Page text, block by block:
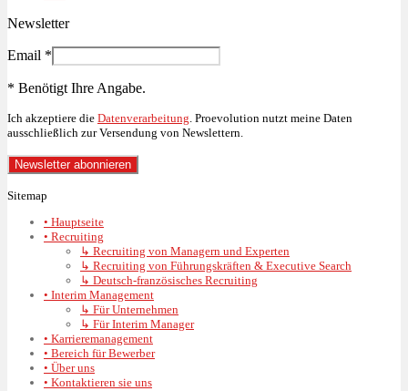
Newsletter
Email *
* Benötigt Ihre Angabe.
Ich akzeptiere die Datenverarbeitung . Proevolution nutzt meine Daten
ausschließlich zur Versendung von Newslettern.
Sitemap
• Hauptseite
• Recruiting
↳ Recruiting von Managern und Experten
↳ Recruiting von Führungskräften & Executive Search
↳ Deutsch-französisches Recruiting
• Interim Management
↳ Für Unternehmen
↳ Für Interim Manager
• Karrieremanagement
• Bereich für Bewerber
• Über uns
• Kontaktieren sie uns